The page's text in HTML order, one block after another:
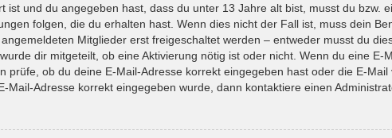
ist und du angegeben hast, dass du unter 13 Jahre alt bist, musst du bzw.
folgen, die du erhalten hast. Wenn dies nicht der Fall ist, muss dein
Mitglieder erst freigeschaltet werden – entweder musst du
dir mitgeteilt, ob eine Aktivierung nötig ist oder nicht. Wenn du eine E-
prüfe, ob du deine E-Mail-Adresse korrekt eingegeben hast oder die E-
Mail-Adresse korrekt eingegeben wurde, dann kontaktiere einen